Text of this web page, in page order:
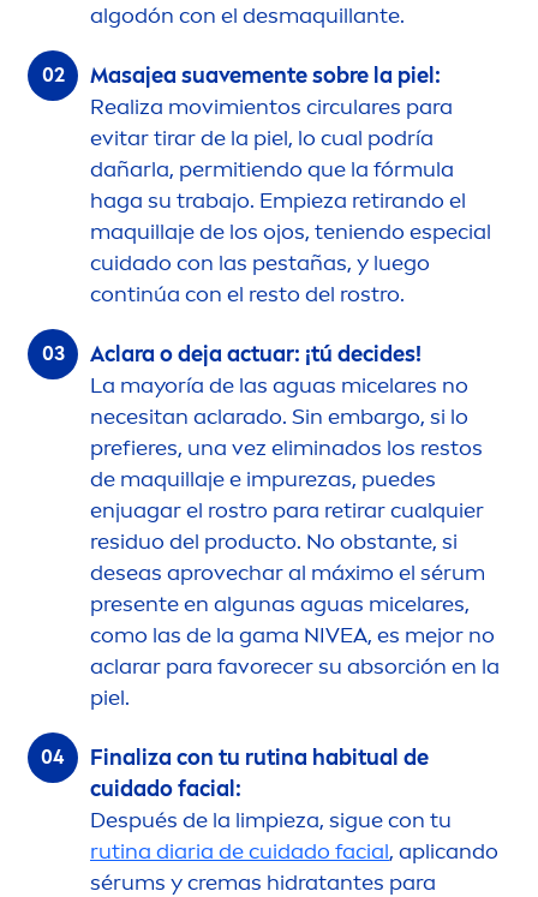
algodón con el desmaquillante.
Masajea suavemente sobre la piel:
Realiza movimientos circulares para
evitar tirar de la piel, lo cual podría
dañarla, permitiendo que la fórmula
haga su trabajo. Empieza retirando el
maquillaje de los ojos, teniendo especial
cuidado con las pestañas, y luego
continúa con el resto del rostro.
Aclara o deja actuar: ¡tú decides!
La mayoría de las aguas micelares no
necesitan aclarado. Sin embargo, si lo
prefieres, una vez eliminados los restos
de maquillaje e impurezas, puedes
enjuagar el rostro para retirar cualquier
residuo del producto. No obstante, si
deseas aprovechar al máximo el sérum
presente en algunas aguas micelares,
como las de la gama NIVEA, es mejor no
aclarar para favorecer su absorción en la
piel.
Finaliza con tu rutina habitual de
cuidado facial:
Después de la limpieza, sigue con tu
rutina diaria de cuidado facial, aplicando
sérums y cremas hidratantes para